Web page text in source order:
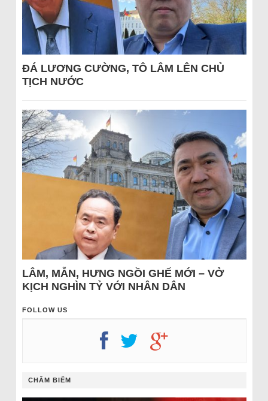
ĐÁ LƯƠNG CƯỜNG, TÔ LÂM LÊN CHỦ
TỊCH NƯỚC
LÂM, MẪN, HƯNG NGỒI GHẾ MỚI – VỞ
KỊCH NGHÌN TỶ VỚI NHÂN DÂN
FOLLOW US
CHÂM BIẾM